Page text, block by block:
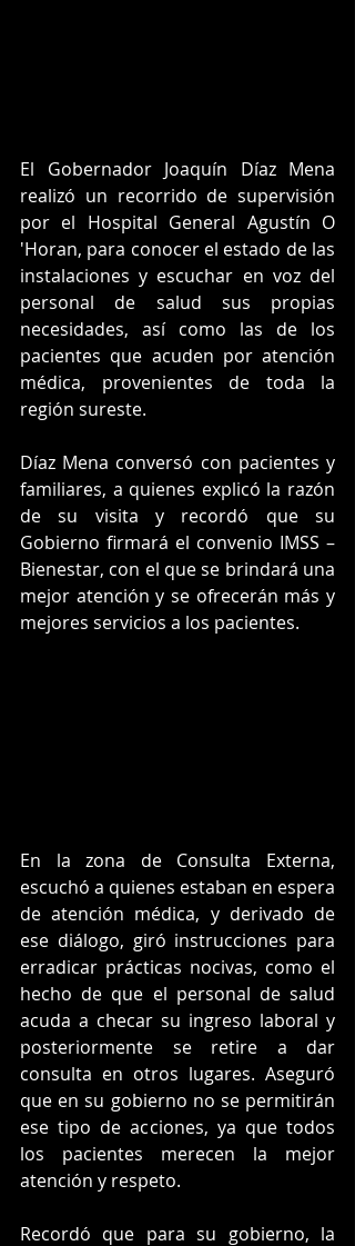
El Gobernador Joaquín Díaz Mena
realizó un recorrido de supervisión
por el Hospital General Agustín O
'Horan, para conocer el estado de las
instalaciones y escuchar en voz del
personal de salud sus propias
necesidades, así como las de los
pacientes que acuden por atención
médica, provenientes de toda la
región sureste.
Díaz Mena conversó con pacientes y
familiares, a quienes explicó la razón
de su visita y recordó que su
Gobierno firmará el convenio IMSS –
Bienestar, con el que se brindará una
mejor atención y se ofrecerán más y
mejores servicios a los pacientes.
En la zona de Consulta Externa,
escuchó a quienes estaban en espera
de atención médica, y derivado de
ese diálogo, giró instrucciones para
erradicar prácticas nocivas, como el
hecho de que el personal de salud
acuda a checar su ingreso laboral y
posteriormente se retire a dar
consulta en otros lugares. Aseguró
que en su gobierno no se permitirán
ese tipo de acciones, ya que todos
los pacientes merecen la mejor
atención y respeto.
Recordó que para su gobierno, la